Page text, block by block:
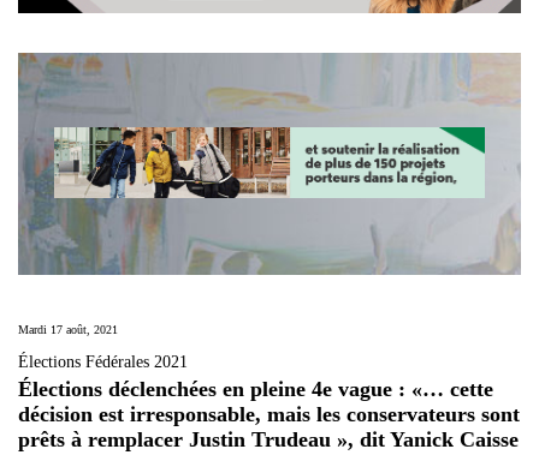
Mardi 17 août, 2021
Élections Fédérales 2021
Élections déclenchées en pleine 4e vague : «… cette
décision est irresponsable, mais les conservateurs sont
prêts à remplacer Justin Trudeau », dit Yanick Caisse